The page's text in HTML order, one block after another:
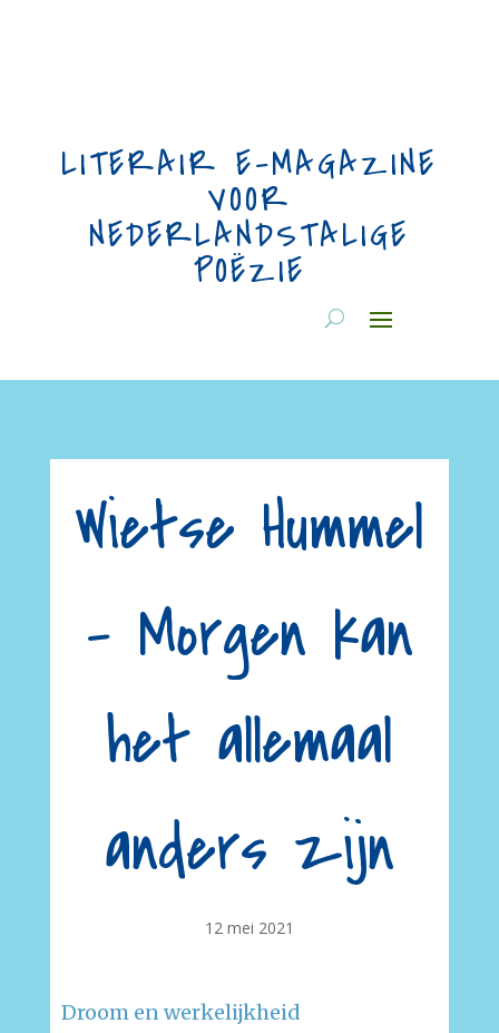
LITERAIR E-MAGAZINE
VOOR
NEDERLANDSTALIGE
POËZIE
Wietse Hummel
– Morgen kan
het allemaal
anders zijn
12 mei 2021
Droom en werkelijkheid